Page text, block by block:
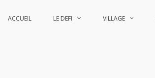
ACCUEIL LE DEFI VILLAGE